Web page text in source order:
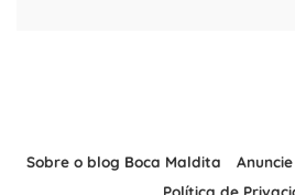
Sobre o blog Boca Maldita Anuncie
Política de